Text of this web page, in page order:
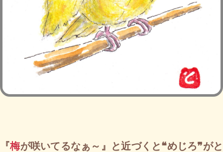
『梅が咲いてるなぁ～』と近づくと❝めじろ❞がと